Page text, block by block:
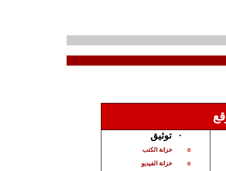
· توثيق
o خزانة الكتب
o خزانة الفيديو